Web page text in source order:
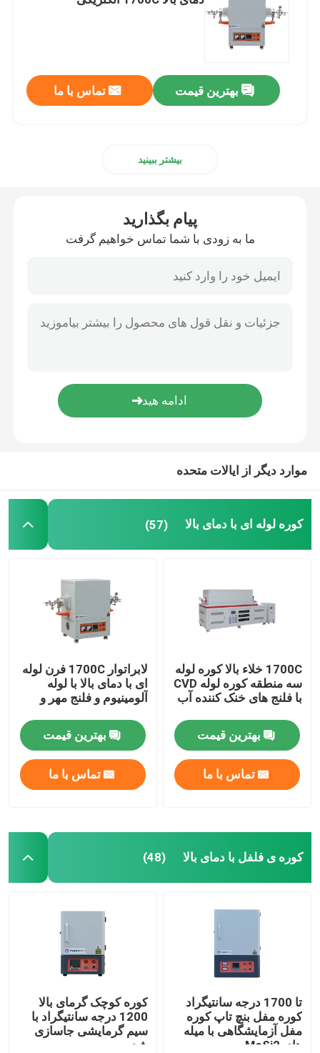
کوره اتاق صنعتی
کوره اتمسفر کنترل شده
بهترین قیمت تماس با ما
بیشتر ببینید
پیام بگذارید
ما به زودی با شما تماس خواهیم گرفت
موارد دیگر از ایالات متحده
کوره لوله ای با دمای بالا (57)
1700C خلاء بالا کوره لوله
سه منطقه کوره لوله CVD
با فلنج های خنک کننده آب
بهترین قیمت
تماس با ما
لابراتوار 1700C فرن لوله
ای با دمای بالا با لوله
آلومینیوم و فلنج مهر و
بهترین قیمت
تماس با ما
کوره ی فلفل با دمای بالا (48)
تا 1700 درجه سانتیگراد
کوره مفل بنچ تاپ کوره
مفل آزمایشگاهی با میله
های MoSi2
کوره کوچک گرمای بالا
1200 درجه سانتیگراد با
سیم گرمایشی جاسازی
شده